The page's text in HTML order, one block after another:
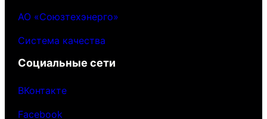
АО «Союзтехэнерго»
Система качества
Социальные сети
ВКонтакте
Facebook